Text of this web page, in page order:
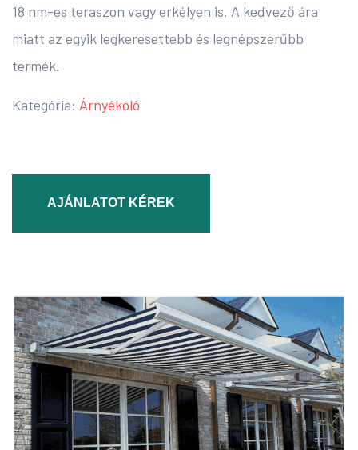
18 nm-es teraszon vagy erkélyen is. A kedvező ára
miatt az egyik legkeresettebb és legnépszerűbb
termék.
Kategória: Árnyékoló
AJÁNLATOT KÉREK